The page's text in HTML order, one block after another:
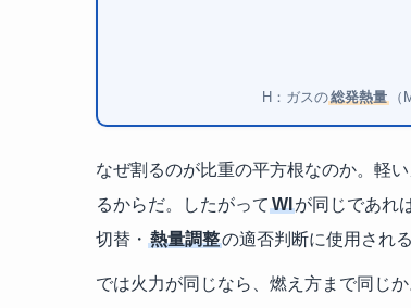
H：ガスの総発熱量
なぜ割るのが比重の平方根なのか。軽
るからだ。したがって WIが同じであれ
切替・ 熱量調整の適否判断に使用され
では火力が同じなら、燃え方まで同じ